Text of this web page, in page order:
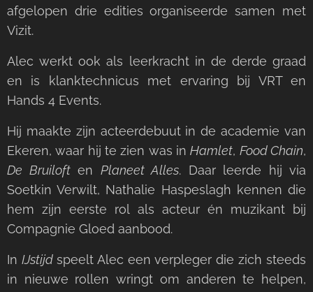
afgelopen drie edities organiseerde samen met
Vizit.
Alec werkt ook als leerkracht in de derde graad
en is klanktechnicus met ervaring bij VRT en
Hands 4 Events.
Hij maakte zijn acteerdebuut in de academie van
Ekeren, waar hij te zien was inHamlet, Food Chain,
De Bruiloften Planeet Alles. Daar leerde hij via
Soetkin Verwilt, Nathalie Haspeslagh kennen die
hem zijn eerste rol als acteur én muzikant bij
Compagnie Gloed aanbood.
In IJstijd speelt Alec een verpleger die zich steeds
in nieuwe rollen wringt om anderen te helpen,